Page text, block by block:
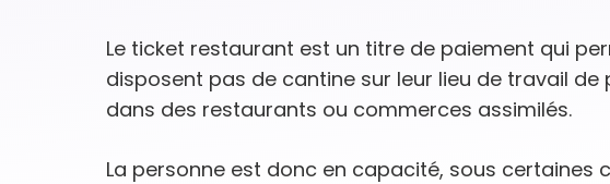
Le ticket restaurant est un titre de paiement qui
disposent pas de cantine sur leur lieu de travail de
dans des restaurants ou commerces assimilés.
La personne est donc en capacité, sous certaines